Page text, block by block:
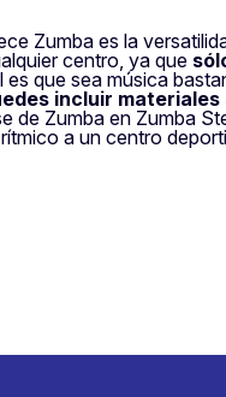
Zumba es la
centro, ya que
que sea música
incluir
de Zumba en Zumba
a un centro